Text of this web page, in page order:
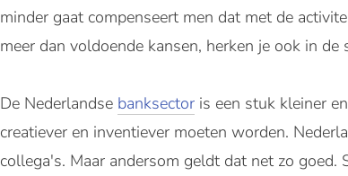
minder gaat compenseert men dat met de
meer dan voldoende kansen, herken je ook in de
De Nederlandse banksector is een stuk kleiner
creatiever en inventiever moeten worden.
collega's. Maar andersom geldt dat net zo